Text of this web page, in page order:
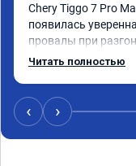
Chery Tiggo 7 Pro
появилась
провалы при
режиме даже
Читать полностью
‹ ›